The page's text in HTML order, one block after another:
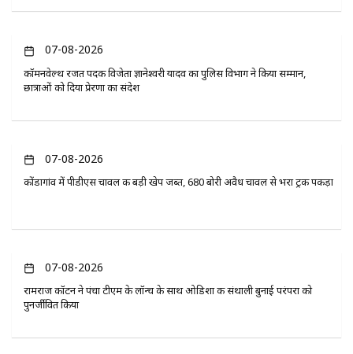
07-08-2026
कॉमनवेल्थ रजत पदक विजेता ज्ञानेश्वरी यादव का पुलिस विभाग ने किया सम्मान,
छात्राओं को दिया प्रेरणा का संदेश
07-08-2026
कोंडागांव में पीडीएस चावल की बड़ी खेप जब्त, 680 बोरी अवैध चावल से भरा ट्रक पकड़ा
07-08-2026
रामराज कॉटन ने पंचा टीएम के लॉन्च के साथ ओडिशा की संथाली बुनाई परंपरा को
पुनर्जीवित किया